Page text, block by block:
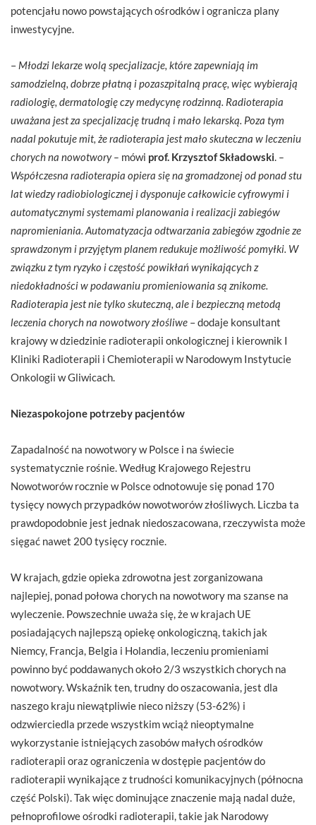
potencjału nowo powstających ośrodków i ogranicza plany
inwestycyjne.
– Młodzi lekarze wolą specjalizacje, które zapewniają im
samodzielną, dobrze płatną i pozaszpitalną pracę, więc wybierają
radiologię, dermatologię czy medycynę rodzinną. Radioterapia
uważana jest za specjalizację trudną i mało lekarską. Poza tym
nadal pokutuje mit, że radioterapia jest mało skuteczna w leczeniu
chorych na nowotwory – mówi prof. Krzysztof Składowski –
Współczesna radioterapia opiera się na gromadzonej od ponad stu
lat wiedzy radiobiologicznej i dysponuje całkowicie cyfrowymi i
automatycznymi systemami planowania i realizacji zabiegów
napromieniania. Automatyzacja odtwarzania zabiegów zgodnie ze
sprawdzonym i przyjętym planem redukuje możliwość pomyłki. W
związku z tym ryzyko i częstość powikłań wynikających z
niedokładności w podawaniu promieniowania są znikome.
Radioterapia jest nie tylko skuteczną, ale i bezpieczną metodą
leczenia chorych na nowotwory złośliwe – dodaje konsultant
krajowy w dziedzinie radioterapii onkologicznej i kierownik I
Kliniki Radioterapii i Chemioterapii w Narodowym Instytucie
Onkologii w Gliwicach.
Niezaspokojone potrzeby pacjentów
Zapadalność na nowotwory w Polsce i na świecie
systematycznie rośnie. Według Krajowego Rejestru
Nowotworów rocznie w Polsce odnotowuje się ponad 170
tysięcy nowych przypadków nowotworów złośliwych. Liczba ta
prawdopodobnie jest jednak niedoszacowana, rzeczywista może
sięgać nawet 200 tysięcy rocznie.
W krajach, gdzie opieka zdrowotna jest zorganizowana
najlepiej, ponad połowa chorych na nowotwory ma szanse na
wyleczenie. Powszechnie uważa się, że w krajach UE
posiadających najlepszą opiekę onkologiczną, takich jak
Niemcy, Francja, Belgia i Holandia, leczeniu promieniami
powinno być poddawanych około 2/3 wszystkich chorych na
nowotwory. Wskaźnik ten, trudny do oszacowania, jest dla
naszego kraju niewątpliwie nieco niższy (53-62%) i
odzwierciedla przede wszystkim wciąż nieoptymalne
wykorzystanie istniejących zasobów małych ośrodków
radioterapii oraz ograniczenia w dostępie pacjentów do
radioterapii wynikające z trudności komunikacyjnych (północna
część Polski). Tak więc dominujące znaczenie mają nadal duże,
pełnoprofilowe ośrodki radioterapii, takie jak Narodowy